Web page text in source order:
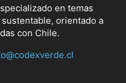
en temas
orientado a
con Chile.